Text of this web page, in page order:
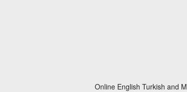
Online English Turkish and